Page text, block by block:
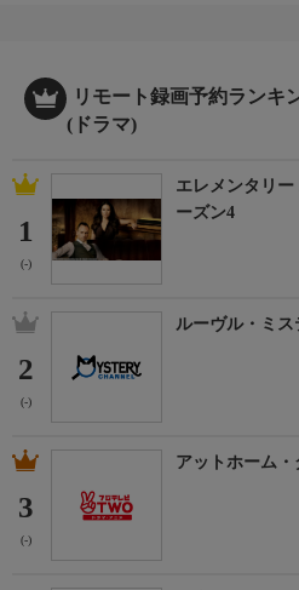
リモート録画予約ランキ
(ドラマ)
1
(-)
エレメンタリ
ーズン4
2
(-)
ルーヴル・ミ
3
(-)
アットホーム・